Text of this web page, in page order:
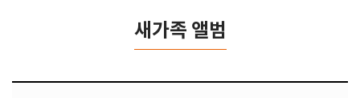
새가족 앨범